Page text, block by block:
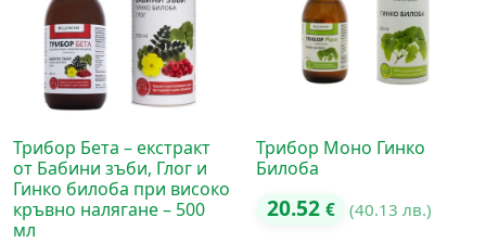
Трибор Бета – екстракт
от Бабини зъби, Глог и
Гинко билоба при високо
кръвно налягане – 500
мл
Трибор Моно Гинко
Билоба
20.52 € (40.13 лв.)